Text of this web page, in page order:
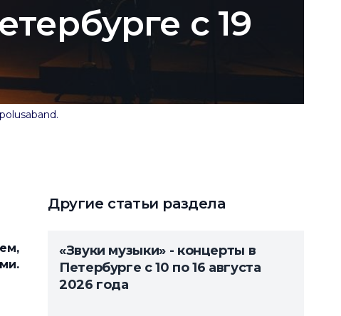
с 19
Другие статьи раздела
«Звуки музыки» - концерты в
Петербурге с 10 по 16 августа
2026 года